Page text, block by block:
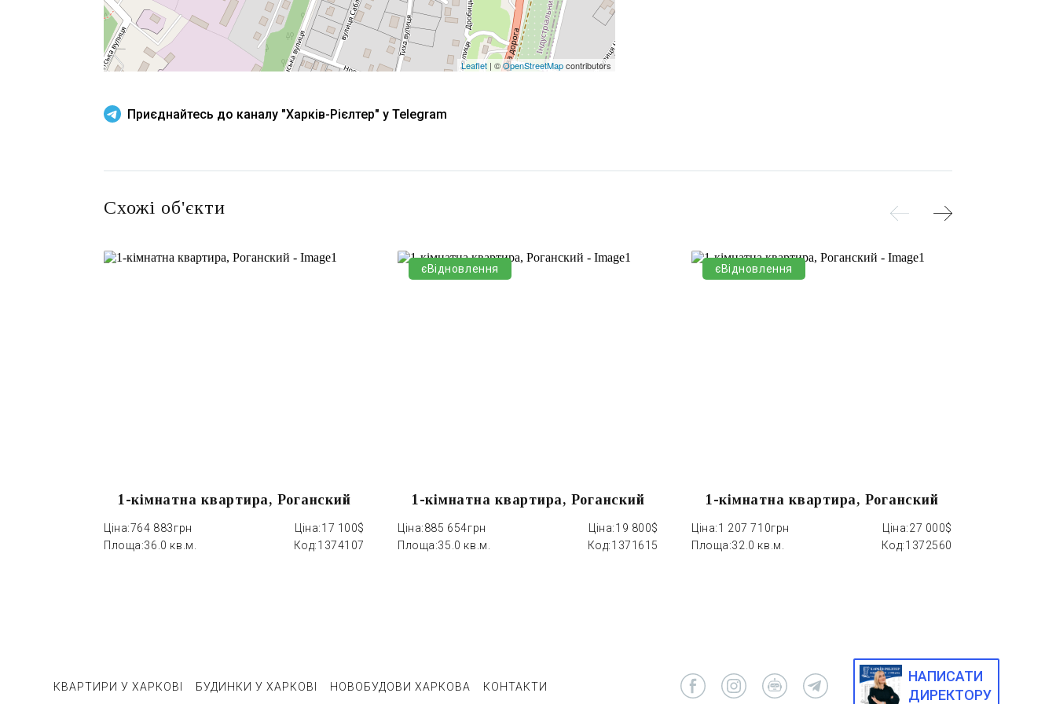
Leaflet| ©OpenStreetMapcontributors
Приєднайтесь до каналу "Харків-Рієлтер" у Telegram
Схожі об'єкти
1-кімнатна квартира, Роганский
Ціна:764 883грн Ціна:17 100$
Площа:36.0 кв.м. Код:1374107
єВідновлення
1-кімнатна квартира, Роганский
Ціна:885 654грн Ціна:19 800$
Площа:35.0 кв.м. Код:1371615
єВідновлення
1-кімнатна квартира, Роганский
Ціна:1 207 710грн Ціна:27 000$
Площа:32.0 кв.м. Код:1372560
КВАРТИРИ У ХАРКОВІ БУДИНКИ У ХАРКОВІ НОВОБУДОВИ ХАРКОВА КОНТАКТИ
НАПИСАТИ
ДИРЕКТОРУ